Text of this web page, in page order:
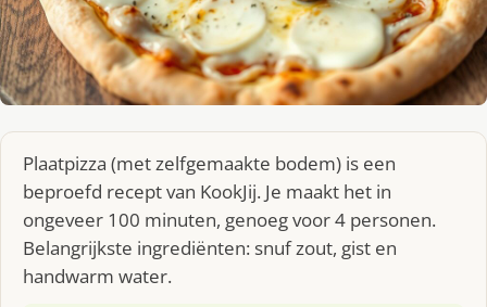
Plaatpizza (met zelfgemaakte bodem) is een
beproefd recept van KookJij. Je maakt het in
ongeveer 100 minuten, genoeg voor 4 personen.
Belangrijkste ingrediënten: snuf zout, gist en
handwarm water.